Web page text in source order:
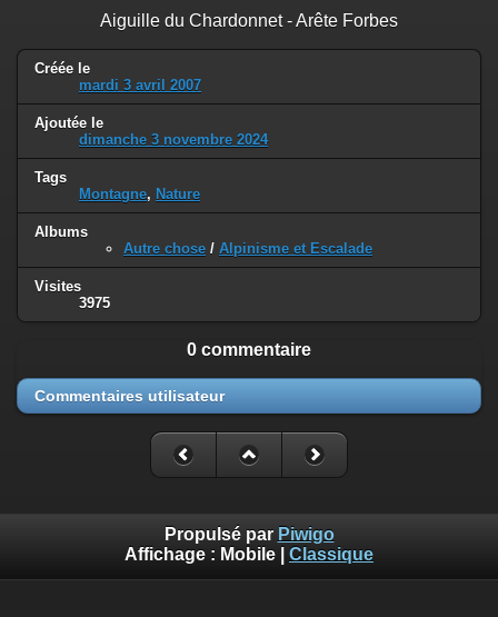
Aiguille du Chardonnet - Arête Forbes
Créée le
mardi 3 avril 2007
Ajoutée le
dimanche 3 novembre 2024
Tags
Montagne, Nature
Albums
Autre chose / Alpinisme et Escalade
Visites
3975
0 commentaire
Commentaires utilisateur
Propulsé par Piwigo
Affichage : Mobile Classique